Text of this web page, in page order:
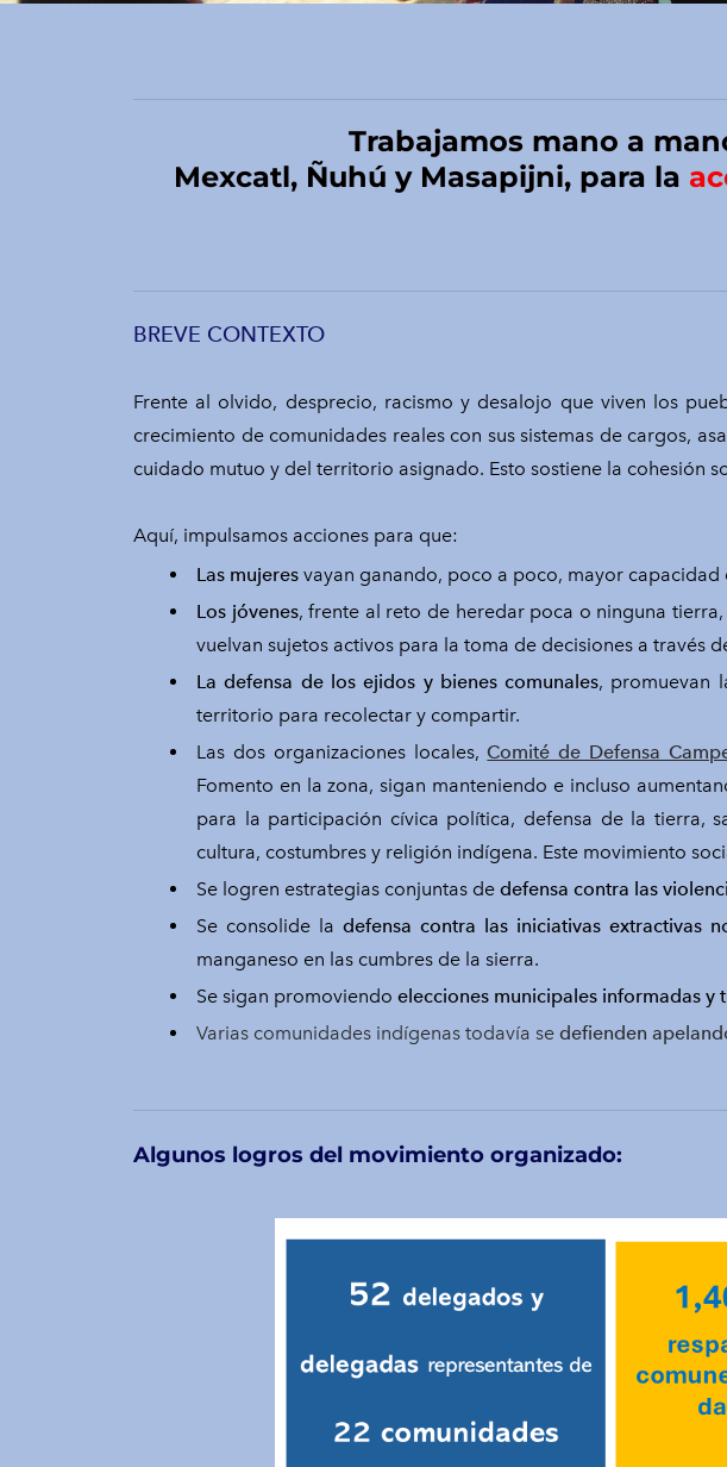
Trabajamos mano a
​Mexcatl, Ñuhú y Masapijni, para la
BREVE CONTEXTO
Frente al olvido, desprecio, racismo y desalojo que viven los
crecimiento de comunidades reales con sus sistemas de cargos,
cuidado mutuo y del territorio asignado. Esto sostiene la cohesión
Aquí, impulsamos acciones para que:
Las mujeres vayan ganando, poco a poco, mayor
Los jóvenes, frente al reto de heredar poca o ninguna
vuelvan sujetos activos para la toma de decisiones a través
La defensa de los ejidos y bienes comunales, promuevan
territorio para recolectar y compartir.
Las dos organizaciones locales,Comité de Defensa
Fomento en la zona, sigan manteniendo e incluso
para la participación cívica política, defensa de la tierra,
cultura, costumbres y religión indígena. Este movimiento
Se logren estrategias conjuntas de defensa contra las
Se consolide ladefensa contra las iniciativas extractivas
manganeso en las cumbres de la sierra.
Se sigan promoviendo elecciones municipales informadas y
Varias comunidades indígenas todavía se defienden
Algunos logros del movimiento organizado: